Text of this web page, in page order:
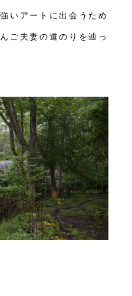
いアートに出会うため
ご夫妻の道のりを辿っ